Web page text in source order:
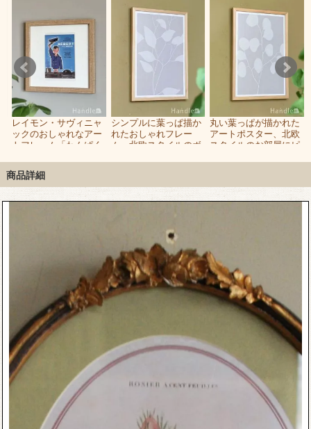
レイモン・サヴィニャ
ックのおしゃれなアー
トフレーム「わんぱく
シンプルに葉っぱ描か
れたおしゃれフレー
ム、北欧スタイルのボ
ー
丸い葉っぱが描かれた
アートポスター、北欧
スタイルのお部屋にピ
商品詳細